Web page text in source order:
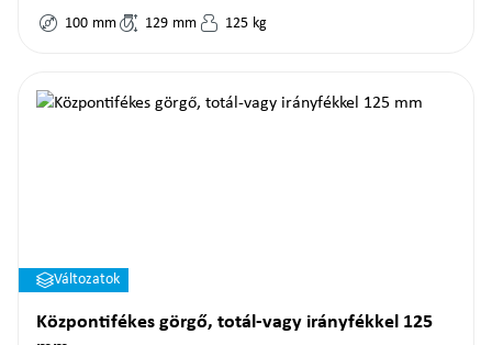
100 mm 129 mm 125 kg
Változatok
Központifékes görgő, totál-vagy irányfékkel 125